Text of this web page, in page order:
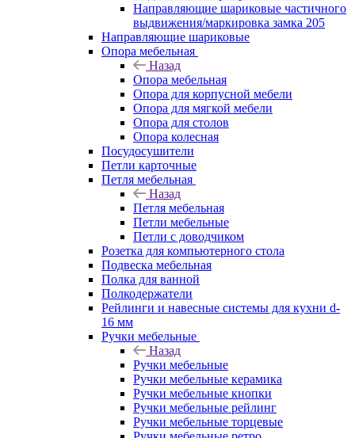
Направляющие шариковые частичного
выдвижения/маркировка замка 205
Направляющие шариковые
Опора мебельная
Назад
Опора мебельная
Опора для корпусной мебели
Опора для мягкой мебели
Опора для столов
Опора колесная
Посудосушители
Петли карточные
Петля мебельная
Назад
Петля мебельная
Петли мебельные
Петли с доводчиком
Розетка для компьютерного стола
Подвеска мебельная
Полка для ванной
Полкодержатели
Рейлинги и навесные системы для кухни d-
16 мм
Ручки мебельные
Назад
Ручки мебельные
Ручки мебельные керамика
Ручки мебельные кнопки
Ручки мебельные рейлинг
Ручки мебельные торцевые